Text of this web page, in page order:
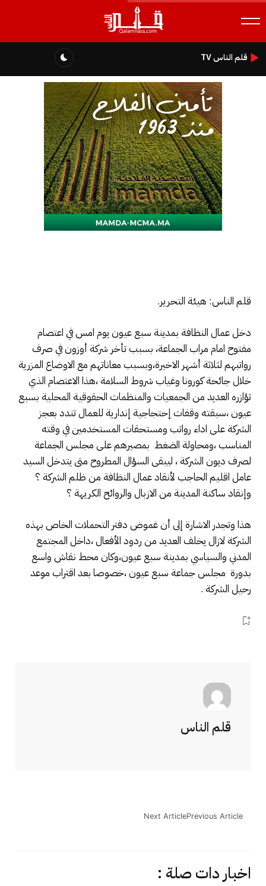
قلم الناس TV
قلم الناس: هيئة التحرير.
دخل عمال النظافة بمدينة سبع عيون يوم امس في اعتصام
مفتوح امام مراب الجماعة، بسبب تأخر شركة أوزون في صرف
رواتبهم لثلاثة أشهر الاخيرة،وبسبب معاناتهم مع الاوضاع المزرية
خلال جائحة كورونا وغياب شروط السلامة ،هذا الاعتصام الذي
تؤازره العديد من الجمعيات والمنظمات الحقوقية المحلية بسبع
عيون ،سبقته وقفات إحتجاجية إندارية للعمال تندد بعجز
الشركة على اداء رواتب ومستحقات المستخدمين في وقته
المناسب ،ومحاولة الضغط بمصيرهم على مجلس الجماعة
لصرف ديون الشركة ، ليبقى السؤال المطروح متى يتدخل السيد
عامل اقليم الحاجب لأنقاد عمال النظافة من ظلم الشركة ؟
وإنقاد ساكنة المدينة من الازبال والروائح الكريهة ؟
هذا وتجدر الاشارة إلى أن غموض دفتر التحملات الخاص بهذه
الشركة لازال يخلف العديد من ردود الأفعال ،داخل المجتمع
المدني والسياسي بمدينة سبع عيون،وكان محط نقاش واسع
بدورة مجلس جماعة سبع عيون ،خصوصا بعد اقتراب موعد
رحيل الشركة .
قلم الناس
Previous Article
Next Article
اخبار دات صلة :